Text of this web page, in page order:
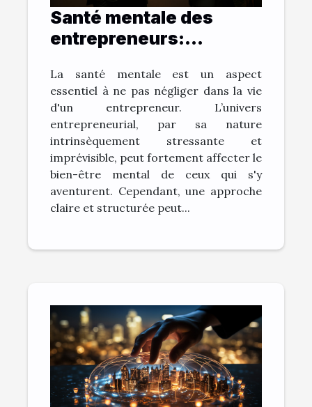
Santé mentale des
entrepreneurs:
claire aide à combattre
le stress
La santé mentale est un aspect
essentiel à ne pas négliger dans la vie
d'un entrepreneur. L’univers
entrepreneurial, par sa nature
intrinsèquement stressante et
imprévisible, peut fortement affecter le
bien-être mental de ceux qui s'y
aventurent. Cependant, une approche
claire et structurée peut...